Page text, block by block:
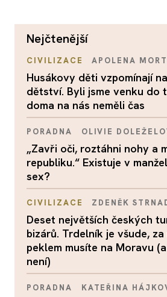
nejčtenější
CIVILIZACE APOLENA
Husákovy děti vzpomínají
dětství. Byli jsme venku do
doma na nás neměli čas
PORADNA OLIVIE
„Zavři oči, roztáhni nohy a
republiku.“ Existuje v
sex?
CIVILIZACE ZDENĚK
Deset největších českých
bizárů. Trdelník je všude, za
peklem musíte na Moravu
není)
PORADNA KATEŘINA